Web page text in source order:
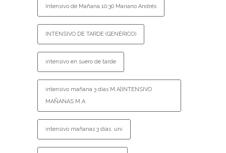
Intensivo de Mañana 10:30 Mariano Andrés
INTENSIVO DE TARDE (GENÉRICO)
intensivo en suero de tarde
intensivo mañana 3 días M.A|INTENSIVO
MAÑANAS M.A
intensivo mañanas 3 días. uni